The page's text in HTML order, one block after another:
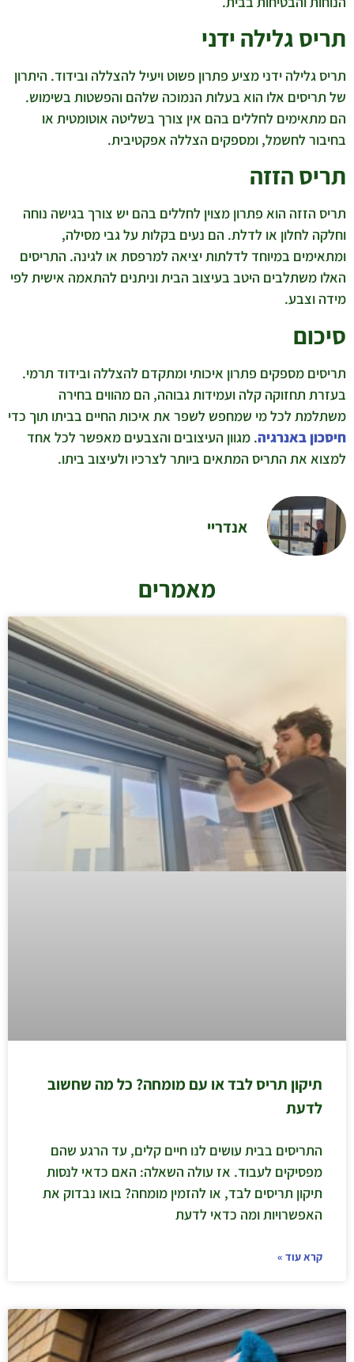
תריס גלילה ידני
תריס גלילה ידני מציע פתרון פשוט ויעיל להצללה ובידוד. היתרון
של תריסים אלו הוא בעלות הנמוכה שלהם והפשטות בשימוש.
הם מתאימים לחללים בהם אין צורך בשליטה אוטומטית או
בחיבור לחשמל, ומספקים הצללה אפקטיבית.
תריס הזזה
תריס הזזה הוא פתרון מצוין לחללים בהם יש צורך בגישה נוחה
וחלקה לחלון או לדלת. הם נעים בקלות על גבי מסילה,
ומתאימים במיוחד לדלתות יציאה למרפסת או לגינה. התריסים
האלו משתלבים היטב בעיצוב הבית וניתנים להתאמה אישית לפי
מידה וצבע.
סיכום
תריסים מספקים פתרון איכותי ומתקדם להצללה ובידוד תרמי.
בעזרת תחזוקה קלה ועמידות גבוהה, הם מהווים בחירה
משתלמת לכל מי שמחפש לשפר את איכות החיים בביתו תוך כדי
חיסכון באנרגיה. מגוון העיצובים והצבעים מאפשר לכל אחד
למצוא את התריס המתאים ביותר לצרכיו ולעיצוב ביתו.
אנדריי
מאמרים
תיקון תריס לבד או עם מומחה? כל מה שחשוב
לדעת
התריסים בבית עושים לנו חיים קלים, עד הרגע שהם
מפסיקים לעבוד. אז עולה השאלה: האם כדאי לנסות
תיקון תריסים לבד, או להזמין מומחה? בואו נבדוק את
האפשרויות ומה כדאי לדעת
קרא עוד »